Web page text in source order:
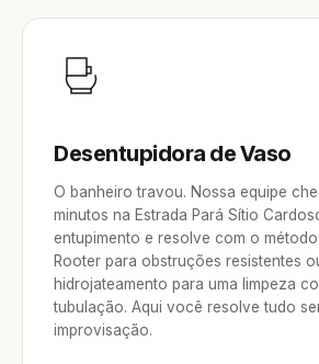
Desentupidora de Vaso
O banheiro travou. Nossa equipe
minutos na Estrada Pará Sítio
entupimento e resolve com o
Rooter para obstruções resistentes
hidrojateamento para uma limpeza
tubulação. Aqui você resolve tudo
improvisação.